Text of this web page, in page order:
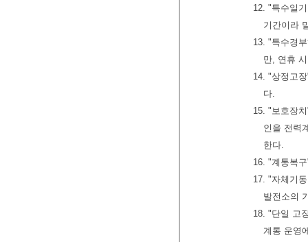
12. "특수일
기간이라
13. "특수경
만, 연휴
14. "상정고
다.
15. "보호장
인을 전력
한다.
16. "계통복
17. "자체기
발전소의
18. "단일 고
계통 운영